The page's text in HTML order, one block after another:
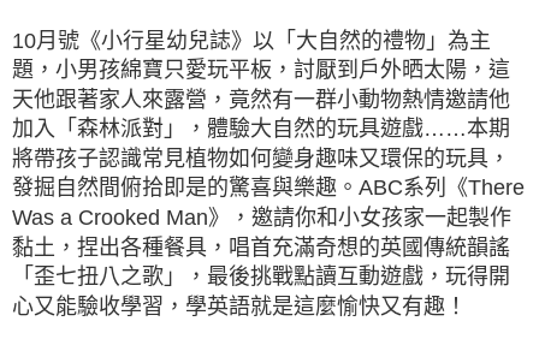
10月號《小行星幼兒誌》以「大自然的禮物」為主
題，小男孩綿寶只愛玩平板，討厭到戶外晒太陽，這
天他跟著家人來露營，竟然有一群小動物熱情邀請他
加入「森林派對」，體驗大自然的玩具遊戲……本期
將帶孩子認識常見植物如何變身趣味又環保的玩具，
發掘自然間俯拾即是的驚喜與樂趣。ABC系列《There
Was a Crooked Man》，邀請你和小女孩家一起製作
黏土，捏出各種餐具，唱首充滿奇想的英國傳統韻謠
「歪七扭八之歌」，最後挑戰點讀互動遊戲，玩得開
心又能驗收學習，學英語就是這麼愉快又有趣！